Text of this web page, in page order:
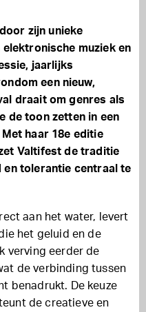
zijn unieke
muziek en
jaarlijks
een nieuw,
draait om genres als
de toon zetten in een
haar 18e editie
Valtifest de traditie
tolerantie centraal te
aan het water, levert
het geluid en de
verving eerder de
de verbinding tussen
benadrukt. De keuze
de creatieve en